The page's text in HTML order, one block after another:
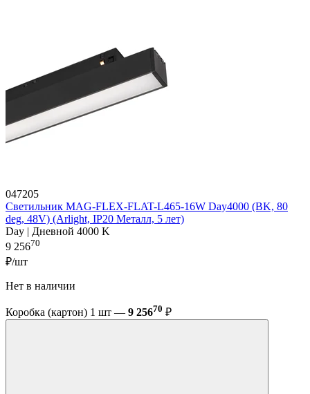
047205
Светильник MAG-FLEX-FLAT-L465-16W Day4000 (BK, 80
deg, 48V) (Arlight, IP20 Металл, 5 лет)
Day | Дневной 4000 K
9 25670
₽/шт
Нет в наличии
Коробка (картон) 1 шт — 9 25670 ₽